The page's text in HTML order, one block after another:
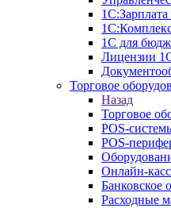
1С для
Лицензии
Торговое
Назад
Торговое
POS-
POS-
Онлайн-
Банковское
Расходные